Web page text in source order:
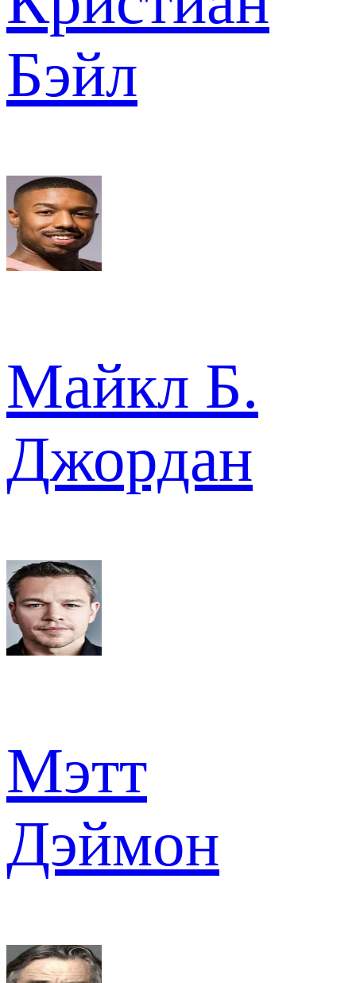
Бэйл
Майкл Б.
Джордан
Мэтт
Дэймон